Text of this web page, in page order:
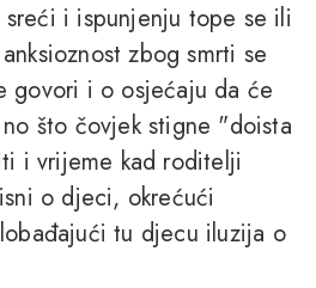
i ispunjenju tope se ili
zbog smrti se
govori i o osjećaju da će
što čovjek stigne "doista
i vrijeme kad roditelji
o djeci, okrećući
tu djecu iluzija o